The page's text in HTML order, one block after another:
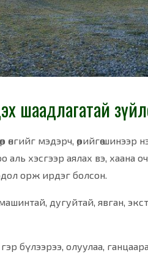
шаадлагатай
мэдэрч, өөрийгөө шинээр
хэсгээр аялах вэ, хаана
орж ирдэг болсон.
машинтай, дугуйтай, явган,
бүлээрээ, олуулаа,